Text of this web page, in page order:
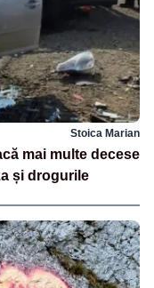
Stoica Marian
mai multe decese
și drogurile